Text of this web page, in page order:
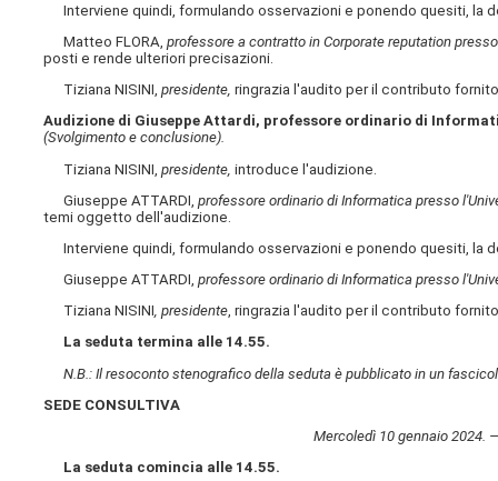
Interviene quindi, formulando osservazioni e ponendo quesiti, la
Matteo FLORA,professore a contratto in Corporate reputation
posti e rende ulteriori precisazioni.
Tiziana NISINI, presidente, ringrazia l'audito per il contributo
Audizione di Giuseppe Attardi, professore ordinario di
(Svolgimento e conclusione).
Tiziana NISINI, presidente, introduce l'audizione.
Giuseppe ATTARDI,professore ordinario di Informatica presso
temi oggetto dell'audizione.
Interviene quindi, formulando osservazioni e ponendo quesiti, la
Giuseppe ATTARDI,professore ordinario di Informatica presso
Tiziana NISINI, presidente, ringrazia l'audito per il contributo
La seduta termina alle 14.55.
N.B.: Il resoconto stenografico della seduta è pubblicato in un
SEDE CONSULTIVA
Mercoledì 10 gennaio 2024.
La seduta comincia alle 14.55.